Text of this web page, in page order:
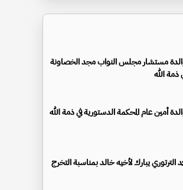
مستشار مجلس النواب مجد الخصاونة
ذمة الله
أمين عام المحكمة الدستورية في ذمة الله
الترتوري يبارك لأخيه خالد بمناسبة التخرج